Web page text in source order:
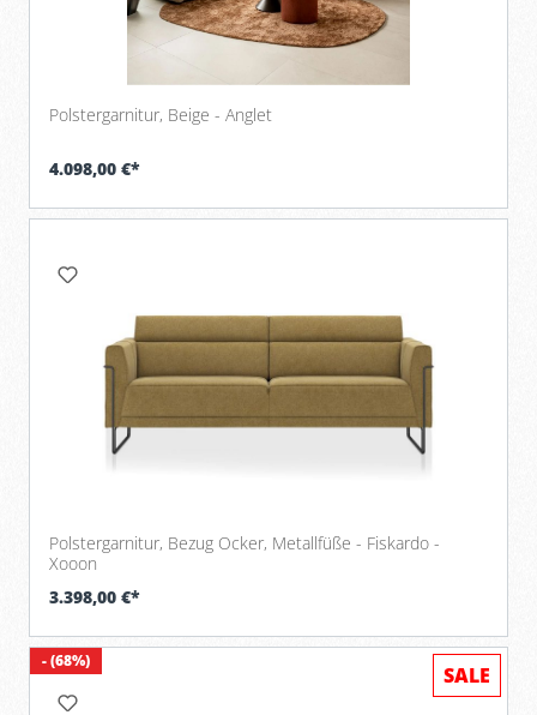
Polstergarnitur, Beige - Anglet
4.098,00 €*
Polstergarnitur, Bezug Ocker, Metallfüße - Fiskardo -
Xooon
3.398,00 €*
- (68%)
SALE